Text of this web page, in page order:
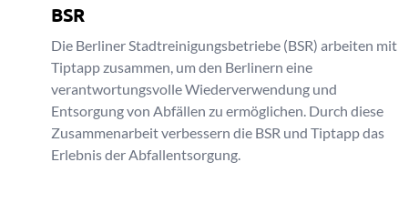
BSR
Die Berliner Stadtreinigungsbetriebe (BSR) arbeiten mit
Tiptapp zusammen, um den Berlinern eine
verantwortungsvolle Wiederverwendung und
Entsorgung von Abfällen zu ermöglichen. Durch diese
Zusammenarbeit verbessern die BSR und Tiptapp das
Erlebnis der Abfallentsorgung.